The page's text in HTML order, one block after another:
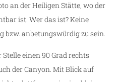
an der Heiligen Stätte, wo der
ist. Wer das ist? Keine
bzw. anbetungswürdig zu sein.
einen 90 Grad rechts
der Canyon. Mit Blick auf